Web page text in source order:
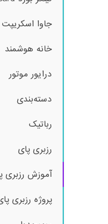
جاوا اسکریپت Javascript
خانه هوشمند
درایور موتور
دسته‌بندی
رباتیک
رزبری پای
آموزش رزبری
پروژه رزبری